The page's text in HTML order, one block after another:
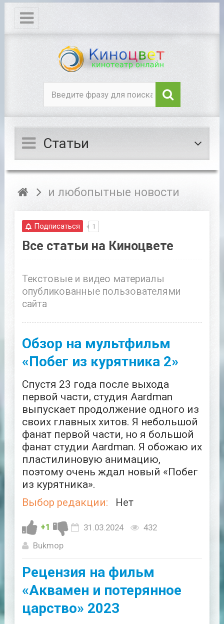
Статьи
и любопытные новости
Подписаться 1
Все статьи на Киноцвете
Текстовые и видео материалы
опубликованные пользователями
сайта
Обзор на мультфильм
«Побег из курятника 2»
Спустя 23 года после выхода
первой части, студия Aardman
выпускает продолжение одного из
своих главных хитов. Я небольшой
фанат первой части, но я большой
фанат студии Aardman. Я обожаю их
пластилиновую анимацию,
поэтому очень ждал новый «Побег
из курятника».
Выбор редакции:
Нет
+1 31.03.2024
432
Bukmop
Рецензия на фильм
«Аквамен и потерянное
царство» 2023